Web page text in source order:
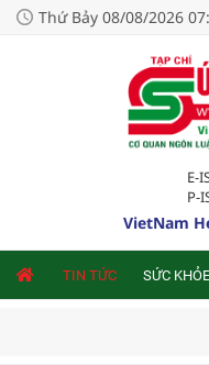
Thứ Bảy 08/08/2026
E-
P-
VietNam
TIN TỨC SỨC KHỎE